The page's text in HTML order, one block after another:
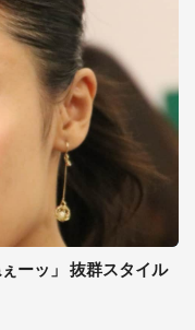
ーッ」 抜群スタイル